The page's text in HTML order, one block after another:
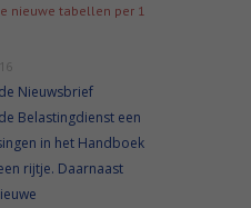
nieuwe tabellen per 1
Nieuwsbrief
Belastingdienst een
in het Handboek
rijtje. Daarnaast